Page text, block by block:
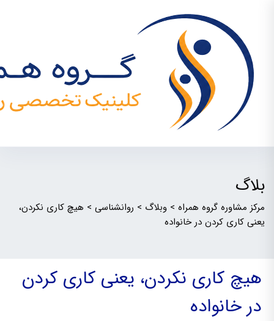
بلاگ
مرکز مشاوره گروه همراه > وبلاگ > روانشناسی > هیچ کاری نکردن،
یعنی کاری کردن در خانواده
هیچ کاری نکردن، یعنی کاری کردن
در خانواده